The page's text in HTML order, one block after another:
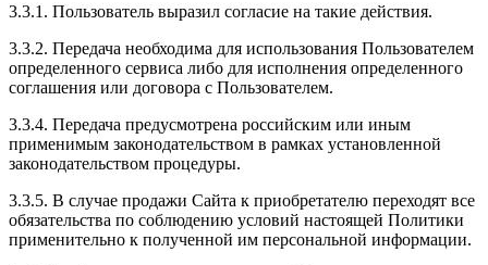
3.3.1. Пользователь выразил согласие на такие действия.
3.3.2. Передача необходима для использования Пользователем
определенного сервиса либо для исполнения определенного
соглашения или договора с Пользователем.
3.3.4. Передача предусмотрена российским или иным
применимым законодательством в рамках установленной
законодательством процедуры.
3.3.5. В случае продажи Сайта к приобретателю переходят все
обязательства по соблюдению условий настоящей Политики
применительно к полученной им персональной информации.